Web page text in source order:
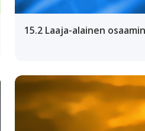
15.2 Laaja-alainen